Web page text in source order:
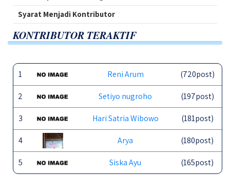
Syarat Menjadi Kontributor
KONTRIBUTOR TERAKTIF
1 Reni Arum (720post)
2 Setiyo nugroho (197post)
3 Hari Satria Wibowo (181post)
4 Arya (180post)
5 Siska Ayu (165post)